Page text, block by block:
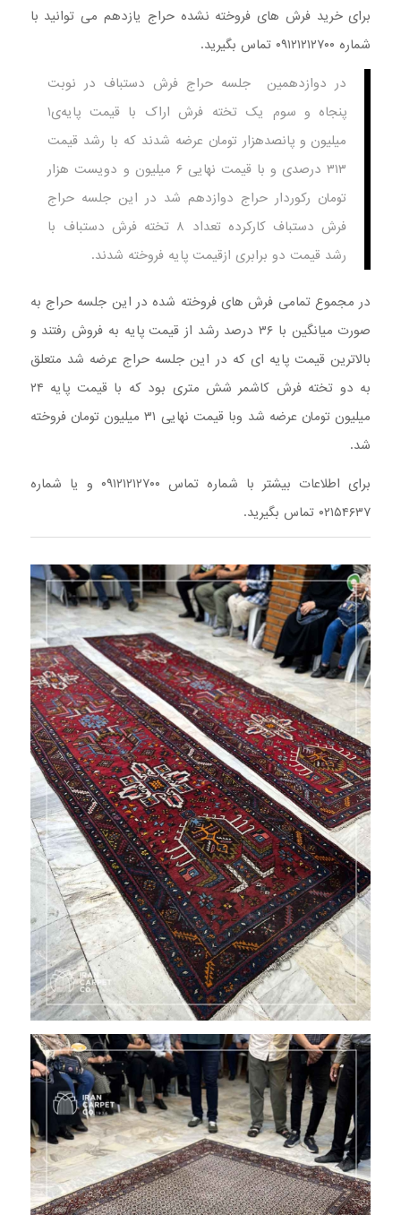
برای خرید فرش های فروخته نشده حراج یازدهم می توانید با
شماره ۰۹۱۲۱۲۱۲۷۰۰ تماس بگیرید.
در دوازدهمین جلسه حراج فرش دستباف در نوبت
پنجاه و سوم یک تخته فرش اراک با قیمت پایه‌ی۱
میلیون و پانصدهزار تومان عرضه شدند که با رشد قیمت
۳۱۳ درصدی و با قیمت نهایی ۶ میلیون و دویست هزار
تومان رکوردار حراج دوازدهم شد در این جلسه حراج
فرش دستباف کارکرده تعداد ۸ تخته فرش دستباف با
رشد قیمت دو برابری ازقیمت پایه فروخته شدند.
در مجموع تمامی فرش های فروخته شده در این جلسه حراج به
صورت میانگین با ۳۶ درصد رشد از قیمت پایه به فروش رفتند و
بالاترین قیمت پایه ای که در این جلسه حراج عرضه شد متعلق
به دو تخته فرش کاشمر شش متری بود که با قیمت پایه ۲۴
میلیون تومان عرضه شد وبا قیمت نهایی ۳۱ میلیون تومان فروخته
شد.
برای اطلاعات بیشتر با شماره تماس ۰۹۱۲۱۲۱۲۷۰۰ و یا شماره
۰۲۱۵۴۶۳۷ تماس بگیرید.